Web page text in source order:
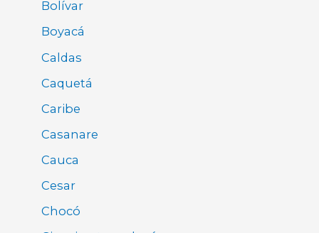
Bolívar
Boyacá
Caldas
Caquetá
Caribe
Casanare
Cauca
Cesar
Chocó